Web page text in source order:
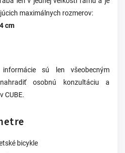
maximálnych rozmerov:
cm
sú len všeobecným
osobnú konzultáciu a
CUBE.
bicykle